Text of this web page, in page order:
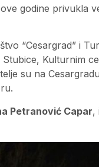
godine privukla
“Cesargrad” i
Kulturnim
su na
Petranović Capar,